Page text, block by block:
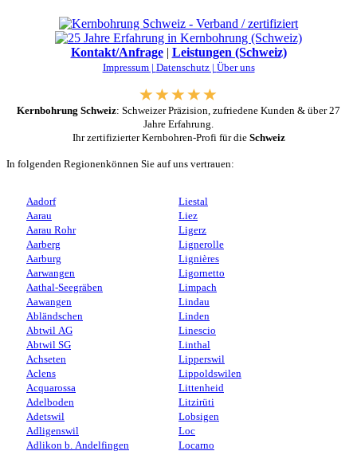
Kontakt/Anfrage| Leistungen (Schweiz)
Impressum | Datenschutz | Über uns
Kernbohrung Schweiz: Schweizer Präzision, zufriedene Kunden & über 27
Jahre Erfahrung.
Ihr zertifizierter Kernbohren-Profi für die Schweiz
In folgenden Regionenkönnen Sie auf uns vertrauen:
Aadorf
Aarau
Aarau Rohr
Aarberg
Aarburg
Aarwangen
Aathal-Seegräben
Aawangen
Abländschen
Abtwil AG
Abtwil SG
Achseten
Aclens
Acquarossa
Adelboden
Adetswil
Adligenswil
Adlikon b. Andelfingen
Liestal
Liez
Ligerz
Lignerolle
Lignières
Ligornetto
Limpach
Lindau
Linden
Linescio
Linthal
Lipperswil
Lippoldswilen
Littenheid
Litzirüti
Lobsigen
Loc
Locarno